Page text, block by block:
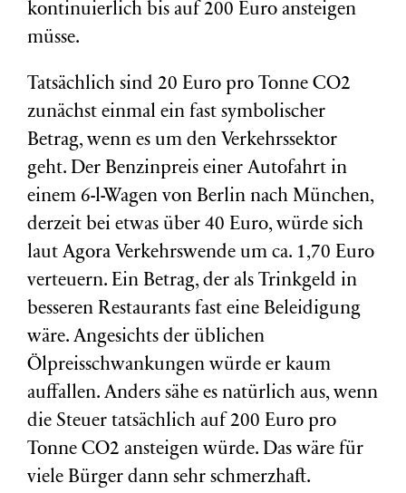
kontinuierlich bis auf 200 Euro ansteigen
müsse.
Tatsächlich sind 20 Euro pro Tonne CO2
zunächst einmal ein fast symbolischer
Betrag, wenn es um den Verkehrssektor
geht. Der Benzinpreis einer Autofahrt in
einem 6-l-Wagen von Berlin nach München,
derzeit bei etwas über 40 Euro, würde sich
laut Agora Verkehrswende um ca. 1,70 Euro
verteuern. Ein Betrag, der als Trinkgeld in
besseren Restaurants fast eine Beleidigung
wäre. Angesichts der üblichen
Ölpreisschwankungen würde er kaum
auffallen. Anders sähe es natürlich aus, wenn
die Steuer tatsächlich auf 200 Euro pro
Tonne CO2 ansteigen würde. Das wäre für
viele Bürger dann sehr schmerzhaft.